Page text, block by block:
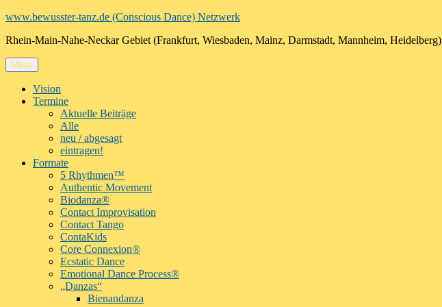
Zum
springen
www.bewusster-tanz.de (Conscious Dance) Netzwerk
Rhein-Main-Nahe-Neckar Gebiet (Frankfurt, Wiesbaden, Mainz, Darmstadt, Mannheim, Heidelberg)
Menü
Vision
Termine
Aktuelle Beiträge
Alle
neu / abgesagt
eintragen!
Formate
5 Rhythmen™
Authentic Movement
Biodanza®
Contact Improvisation
Contact Tango
ContaKids
Core Connexion®
Ecstatic Dance
Emotional Dance Process®
„Danzas“
Bienandanza